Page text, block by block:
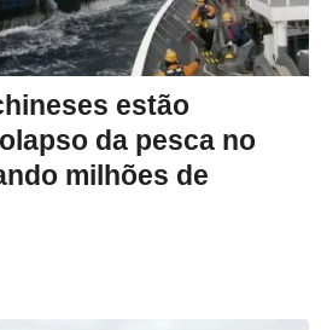
estão
da pesca no
milhões de